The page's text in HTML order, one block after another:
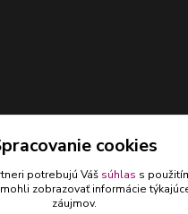
cookies
potrebujú Váš súhlas s
zobrazovať informácie
záujmov.